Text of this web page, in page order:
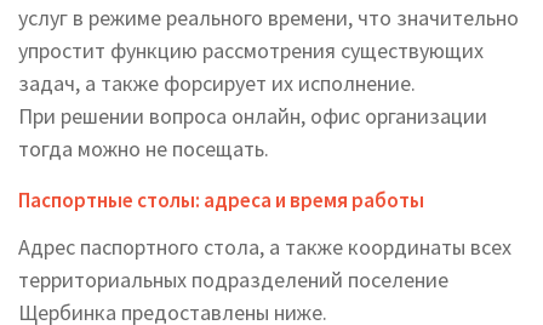
услуг в режиме реального времени, что значительно
упростит функцию рассмотрения существующих
задач, а также форсирует их исполнение.
При решении вопроса онлайн, офис организации
тогда можно не посещать.
Паспортные столы: адреса и время работы
Адрес паспортного стола, а также координаты всех
территориальных подразделений поселение
Щербинка предоставлены ниже.